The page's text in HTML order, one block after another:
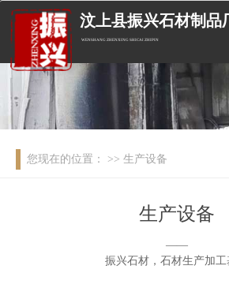
汶上县振兴石材制品
WENSHANG ZHENXING SHICAI ZHIPIN
您现在的位置： >> 生产设备
生产设备
——
振兴石材，石材生产加工